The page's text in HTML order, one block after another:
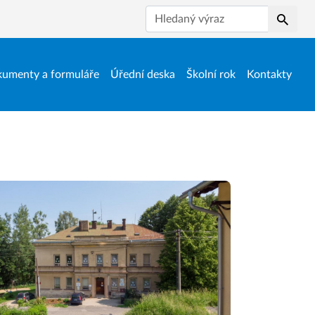
a formuláře Úřední deska Školní rok Kontakty
Hledat